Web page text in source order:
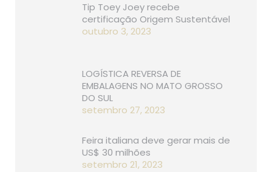
Tip Toey Joey recebe
certificação Origem Sustentável
outubro 3, 2023
LOGÍSTICA REVERSA DE
EMBALAGENS NO MATO GROSSO
DO SUL
setembro 27, 2023
Feira italiana deve gerar mais de
US$ 30 milhões
setembro 21, 2023